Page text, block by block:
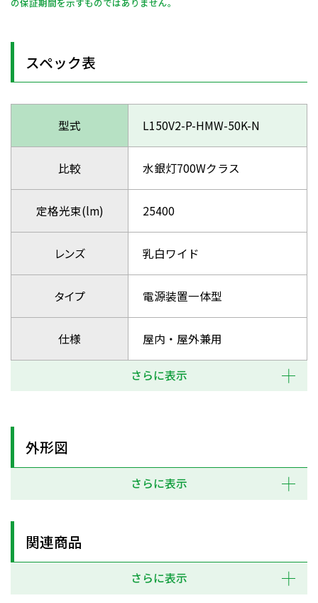
の保証期間を示すものではありません。
スペック表
型式 L150V2-P-HMW-50K-N
比較 水銀灯700Wクラス
定格光束(lm) 25400
レンズ 乳白ワイド
タイプ 電源装置一体型
仕様 屋内・屋外兼用
さらに表示
外形図
さらに表示
関連商品
さらに表示